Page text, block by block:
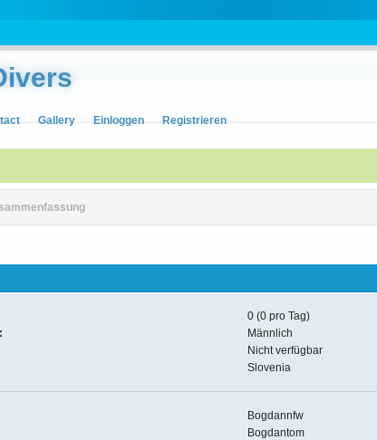
Gallery Einloggen Registrieren
0 (0 pro Tag)
Männlich
Nicht verfügbar
Slovenia
Bogdannfw
Bogdantom